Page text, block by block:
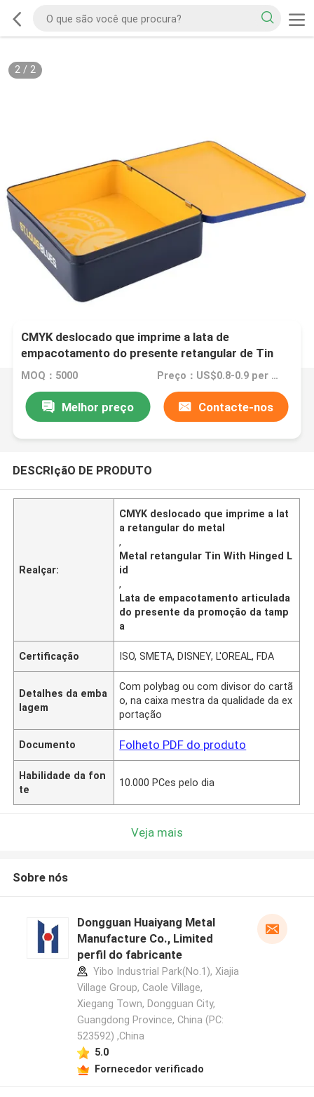
2/ 2
CMYK deslocado que imprime a lata de
empacotamento do presente retangular de Tin
With Hinged Lid Promotion do metal
MOQ：5000 Preço：US$0.8-0.9 per piece
Melhor preço Contacte-nos
DESCRIçãO DE PRODUTO
Realçar:
CMYK deslocado que imprime a lat
a retangular do metal
,
Metal retangular Tin With Hinged L
id
,
Lata de empacotamento articulada
do presente da promoção da tamp
a
Certificação ISO, SMETA, DISNEY, L'OREAL, FDA
Detalhes da emba
lagem
Com polybag ou com divisor do cartã
o, na caixa mestra da qualidade da ex
portação
Documento Folheto PDF do produto
Habilidade da fon
te
10.000 PCes pelo dia
Veja mais
Sobre nós
Dongguan Huaiyang Metal
Manufacture Co., Limited
perfil do fabricante
Yibo Industrial Park(No.1), Xiajia
Village Group, Caole Village,
Xiegang Town, Dongguan City,
Guangdong Province, China (PC:
523592) ,China
5.0
Fornecedor verificado